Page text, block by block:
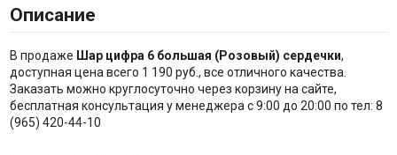
Описание
В продаже Шар цифра 6 большая (Розовый) сердечки,
доступная цена всего 1 190 руб., все отличного качества.
Заказать можно круглосуточно через корзину на сайте,
бесплатная консультация у менеджера с 9:00 до 20:00 по тел: 8
(965) 420-44-10